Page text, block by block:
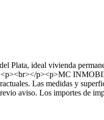
Plata, ideal vivienda
p><p>MC
Las medidas y
aviso. Los importes de